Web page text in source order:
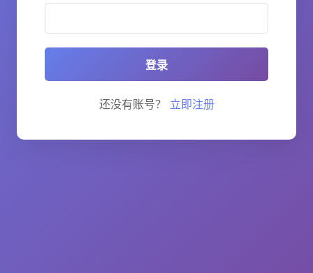
登录
还没有账号？ 立即注册